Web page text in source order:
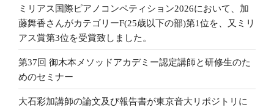
ミリアス国際ピアノコンペティション2026において、加
藤舞香さんがカテゴリーF(25歳以下の部)第1位を、又ミリ
アス賞第3位を受賞致しました。
第37回 御木本メソッドアカデミー認定講師と研修生のた
めのセミナー
大石彩加講師の論文及び報告書が東京音大リポジトリに